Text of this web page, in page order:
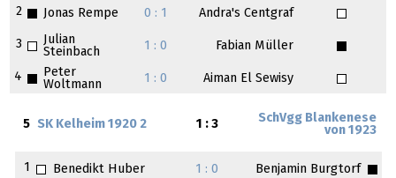
2 Jonas Rempe 0 : 1 Andra's Centgraf
3
Julian
Steinbach
1 : 0 Fabian Müller
4
Peter
Woltmann
1 : 0 Aiman El Sewisy
5 SK Kelheim 1920 2 1 : 3
SchVgg Blankenese
von 1923
1 Benedikt Huber 1 : 0 Benjamin Burgtorf